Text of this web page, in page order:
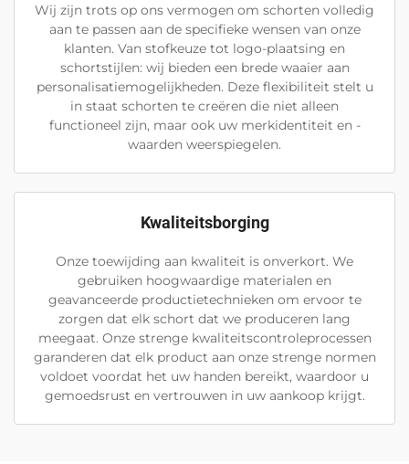
Wij zijn trots op ons vermogen om schorten volledig
aan te passen aan de specifieke wensen van onze
klanten. Van stofkeuze tot logo-plaatsing en
schortstijlen: wij bieden een brede waaier aan
personalisatiemogelijkheden. Deze flexibiliteit stelt u
in staat schorten te creëren die niet alleen
functioneel zijn, maar ook uw merkidentiteit en -
waarden weerspiegelen.
Kwaliteitsborging
Onze toewijding aan kwaliteit is onverkort. We
gebruiken hoogwaardige materialen en
geavanceerde productietechnieken om ervoor te
zorgen dat elk schort dat we produceren lang
meegaat. Onze strenge kwaliteitscontroleprocessen
garanderen dat elk product aan onze strenge normen
voldoet voordat het uw handen bereikt, waardoor u
gemoedsrust en vertrouwen in uw aankoop krijgt.